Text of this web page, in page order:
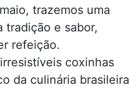
trazemos uma
tradição e sabor,
refeição.
coxinhas
da culinária brasileira